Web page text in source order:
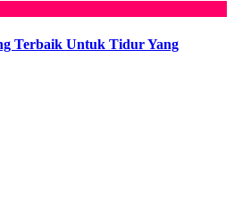
Terbaik Untuk Tidur Yang